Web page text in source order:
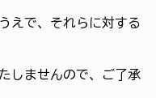
えで、それらに対する
しませんので、ご了承